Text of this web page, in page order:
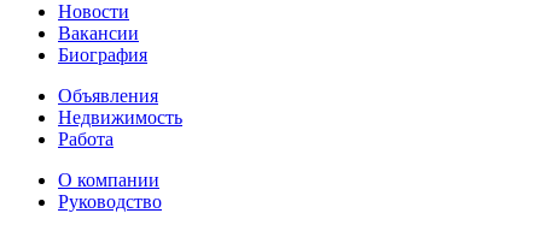
Новости
Вакансии
Биография
Объявления
Недвижимость
Работа
О компании
Руководство